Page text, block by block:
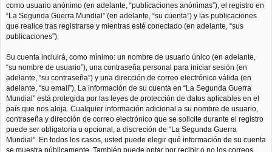
como usuario anónimo (en adelante, “publicaciones anónimas”), el registro en
“La Segunda Guerra Mundial” (en adelante, “su cuenta”) y las publicaciones
que realice tras registrarse y mientras esté conectado (en adelante, “sus
publicaciones”).
Su cuenta incluirá, como mínimo: un nombre de usuario único (en adelante,
“su nombre de usuario”), una contraseña personal para iniciar sesión (en
adelante, “su contraseña”) y una dirección de correo electrónico válida (en
adelante, “su email”). La información de su cuenta en “La Segunda Guerra
Mundial” está protegida por las leyes de protección de datos aplicables en el
país que nos aloja. Cualquier información adicional a su nombre de usuario,
contraseña y dirección de correo electrónico que se solicite durante el registro
puede ser obligatoria u opcional, a discreción de “La Segunda Guerra
Mundial”. En todos los casos, usted puede elegir qué información de su cuenta
se muestra públicamente. También puede optar por recibir o no los correos